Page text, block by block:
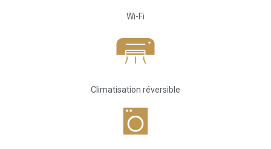
Wi-Fi
Climatisation réversible